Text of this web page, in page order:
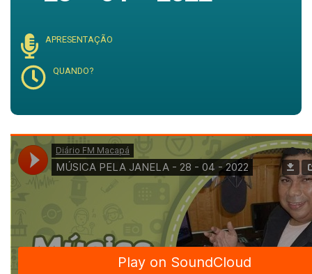
APRESENTAÇÃO
QUANDO?